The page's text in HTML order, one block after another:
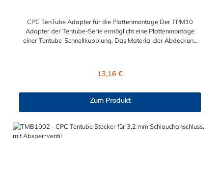
CPC TenTube Adapter für die Plattenmontage Der TPM10
Adapter der Tentube-Serie ermöglicht eine Plattenmontage
einer Tentube-Schnellkupplung. Das Material der Abdeckung
Regulärer Preis:
13,16 €
Zum Produkt